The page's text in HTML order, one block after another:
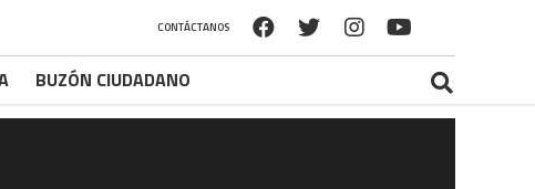
CONTÁCTANOS
BUZÓN CIUDADANO